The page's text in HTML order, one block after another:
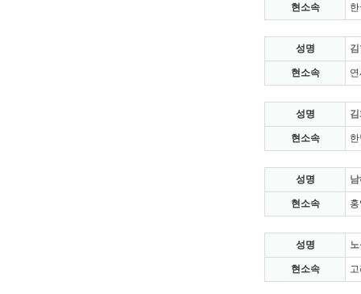
현소속
성명
현소속
성명
현소속
성명
현소속
성명
현소속